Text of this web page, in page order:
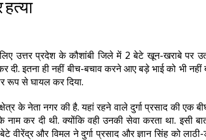
उत्तर प्रदेश के कौशांबी जिले में 2 बेटे खून-खराबे पर
दी. इतना ही नहीं बीच-बचाव करने आए बड़े भाई को भी
रूप से घायल कर दिया.
के नेता नगर की है. यहां रहने वाले दुर्गा प्रसाद की एक
नाम कर दी थी. क्योंकि वही उनकी सेवा करता था. इसी
वीरेंद्र और विमल ने दुर्गा प्रसाद और ज्ञान सिंह को